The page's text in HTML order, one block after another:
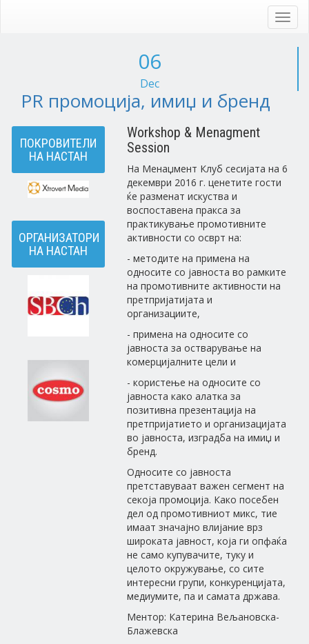
06
Dec
PR промоција, имиџ и бренд
ПОКРОВИТЕЛИ
НА НАСТАН
ОРГАНИЗАТОРИ
НА НАСТАН
Workshop & Menagment
Session
На Менаџмент Клуб сесијата на 6
декември 2016 г. ценетите гости
ќе разменат искуства и
воспоставена пракса за
практикување промотивните
активности со осврт на:
- методите на примена на
односите со јавноста во рамките
на промотивните активности на
претпријатијата и
организациите,
- примена на односите со
јавноста за остварување на
комерцијалните цели и
- користење на односите со
јавноста како алатка за
позитивна презентација на
претпријатието и организацијата
во јавноста, изградба на имиџ и
бренд.
Односите со јавноста
претставуваат важен сегмент на
секоја промоција. Како посебен
дел од промотивниот микс, тие
имаат значајно влијание врз
широката јавност, која ги опфаќа
не само купувачите, туку и
целото окружување, со сите
интересни групи, конкуренцијата,
медиумите, па и самата држава.
Ментор: Катерина Вељановска-
Блажевска